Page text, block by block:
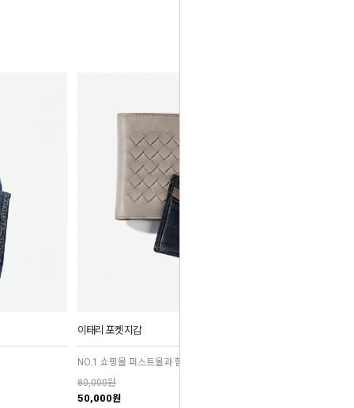
이태리 포켓 지갑
NO.1 쇼핑몰 퍼스트몰과 함께 성공 창업
80,000원
50,000원